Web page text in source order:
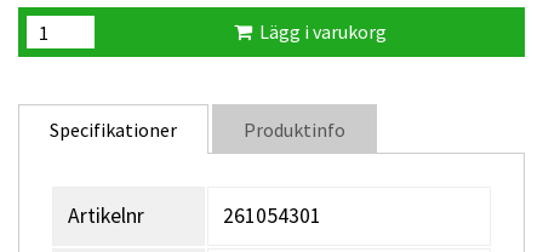
Lägg i varukorg
Specifikationer Produktinfo
Artikelnr 261054301